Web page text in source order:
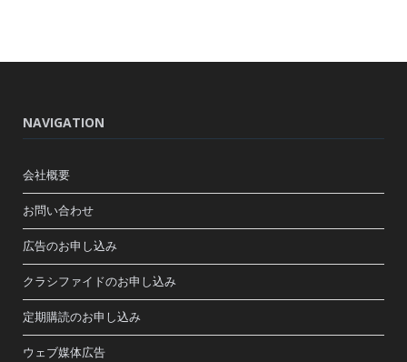
NAVIGATION
会社概要
お問い合わせ
広告のお申し込み
クラシファイドのお申し込み
定期購読のお申し込み
ウェブ媒体広告